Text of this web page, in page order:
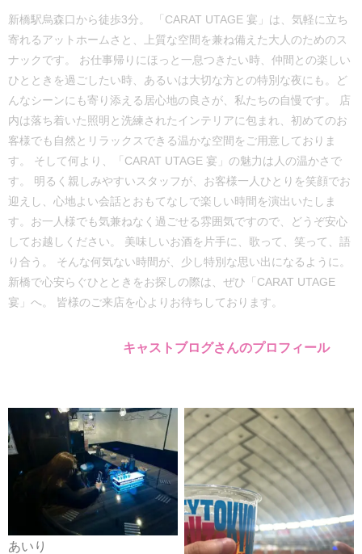
新橋駅烏森口から徒歩3分。 「CARAT UTAGE 宴」は、気軽に立ち
寄れるアットホームさと、上質な空間を兼ね備えた大人のためのス
ナックです。 お仕事帰りにほっと一息つきたい時、仲間との楽しい
ひとときを過ごしたい時、あるいは大切な方との特別な夜にも。ど
んなシーンにも寄り添える居心地の良さが、私たちの自慢です。 店
内は落ち着いた照明と洗練されたインテリアに包まれ、初めてのお
客様でも自然とリラックスできる温かな空間をご用意しておりま
す。 そして何より、「CARAT UTAGE 宴」の魅力は人の温かさで
す。 明るく親しみやすいスタッフが、お客様一人ひとりを笑顔でお
迎えし、心地よい会話とおもてなしで楽しい時間を演出いたしま
す。お一人様でも気兼ねなく過ごせる雰囲気ですので、どうぞ安心
してお越しください。 美味しいお酒を片手に、歌って、笑って、語
り合う。 そんな何気ない時間が、少し特別な思い出になるように。
新橋で心安らぐひとときをお探しの際は、ぜひ「CARAT UTAGE
宴」へ。 皆様のご来店を心よりお待ちしております。
キャストブログさんのプロフィール
あいり